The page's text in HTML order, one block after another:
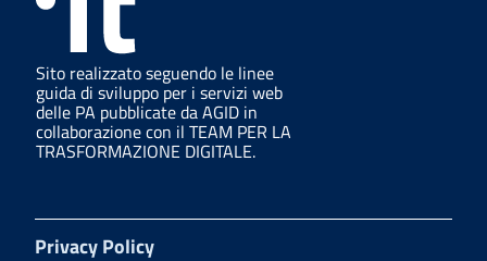
Sito realizzato seguendo le linee
guida di sviluppo per i servizi web
delle PA pubblicate da AGID in
collaborazione con il TEAM PER LA
TRASFORMAZIONE DIGITALE.
Privacy Policy